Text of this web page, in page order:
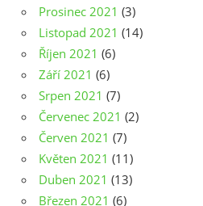
Prosinec 2021 (3)
Listopad 2021 (14)
Říjen 2021 (6)
Září 2021 (6)
Srpen 2021 (7)
Červenec 2021 (2)
Červen 2021 (7)
Květen 2021 (11)
Duben 2021 (13)
Březen 2021 (6)